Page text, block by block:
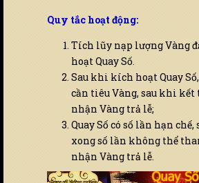
Quy tắc hoạt động:
Tích lũy nạp lượng Vàng
hoạt Quay Số.
Sau khi kích hoạt Quay
cần tiêu Vàng, sau khi kết
nhận Vàng trả lễ;
Quay Số có số lần hạn
xong số lần không thể
nhận Vàng trả lễ.